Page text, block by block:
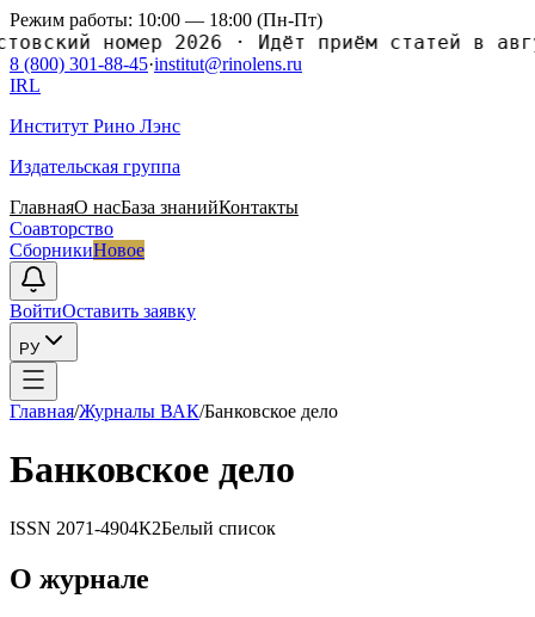
Режим работы: 10:00 — 18:00 (Пн-Пт)
номер 2026·Идёт приём статей в
8 (800) 301-88-45·institut@rinolens.ru
IRL
Институт Рино Лэнс
Издательская группа
ГлавнаяО насБаза знанийКонтакты
Соавторство
СборникиНовое
ВойтиОставить заявку
РУ
Главная/Журналы ВАК/Банковское дело
Банковское дело
ISSN 2071-4904К2Белый список
О журнале